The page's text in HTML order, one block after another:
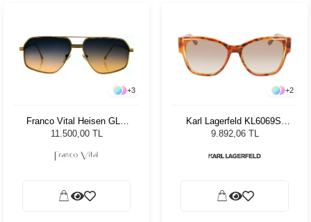
+3
Franco Vital Heisen GLD
Unisex Güneş Gözlüğü
11.500,00 TL
+2
Karl Lagerfeld KL6069S-
812 Texture Peach Kadın
9.892,06 TL